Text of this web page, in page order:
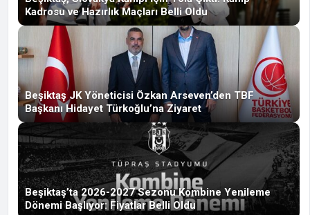
Kadrosu ve Hazırlık Maçları Belli Oldu
Beşiktaş JK Yöneticisi Özkan Arseven’den TBF
Başkanı Hidayet Türkoğlu’na Ziyaret
Beşiktaş’ta 2026-2027 Sezonu Kombine Yenileme
Dönemi Başlıyor: Fiyatlar Belli Oldu